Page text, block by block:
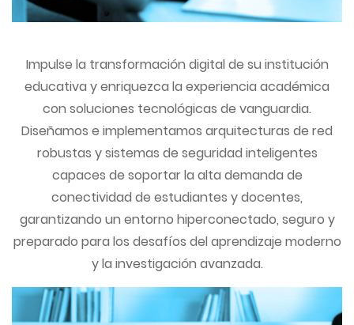
Impulse la transformación digital de su institución
educativa y enriquezca la experiencia académica
con soluciones tecnológicas de vanguardia.
Diseñamos e implementamos arquitecturas de red
robustas y sistemas de seguridad inteligentes
capaces de soportar la alta demanda de
conectividad de estudiantes y docentes,
garantizando un entorno hiperconectado, seguro y
preparado para los desafíos del aprendizaje moderno
y la investigación avanzada.